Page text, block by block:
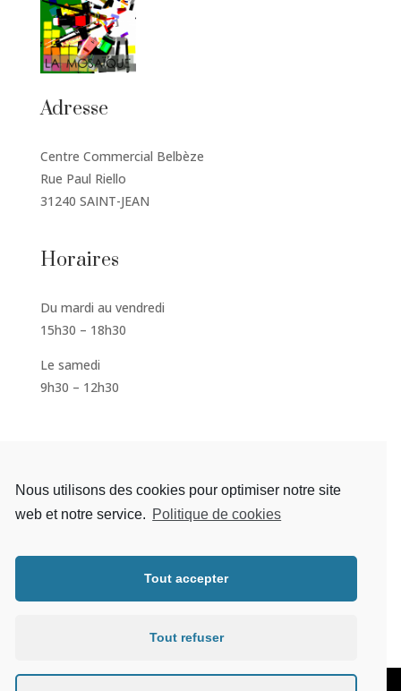
Adresse
Centre Commercial Belbèze
Rue Paul Riello
31240 SAINT-JEAN
Horaires
Du mardi au vendredi
15h30 – 18h30
Le samedi
9h30 – 12h30
Nous utilisons des cookies pour optimiser notre site
web et notre service. Politique de cookies
Tout accepter
Tout refuser